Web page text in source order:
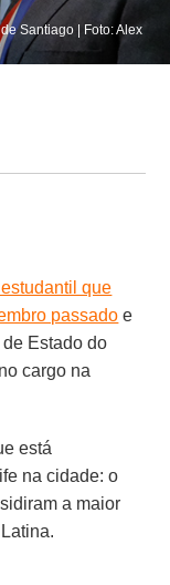
Santiago | Foto: Alex
que
passado e
Estado do
cargo na
está
na cidade: o
a maior